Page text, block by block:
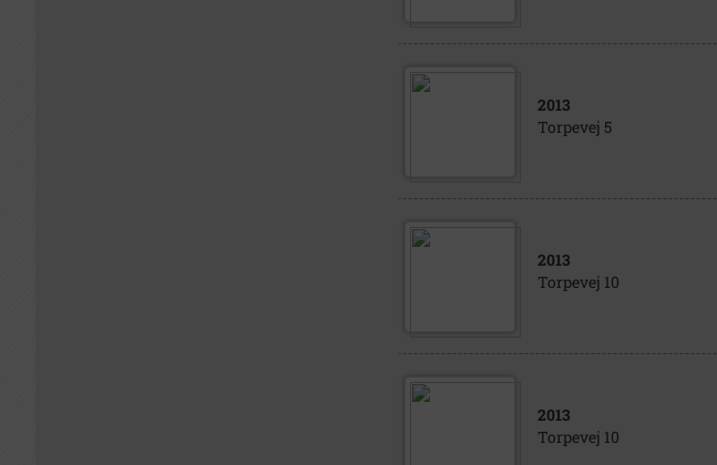
2013
Torpevej 5
2013
Torpevej 10
2013
Torpevej 10